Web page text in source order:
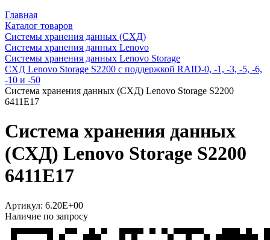
Главная
Каталог товаров
Системы хранения данных (СХД)
Системы хранения данных Lenovo
Системы хранения данных Lenovo Storage
СХД Lenovo Storage S2200 с поддержкой RAID-0, -1, -3, -5, -6,
-10 и -50
Система хранения данных (СХД) Lenovo Storage S2200
6411E17
Система хранения данных
(СХД) Lenovo Storage S2200
6411E17
Артикул: 6.20E+00
Наличие по запросу